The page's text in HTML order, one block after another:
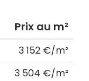
Prix au m²
3 152 €/m²
3 504 €/m²